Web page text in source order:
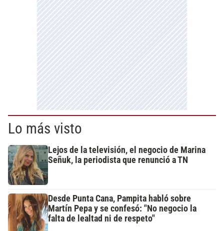
Lo más visto
Lejos de la televisión, el negocio de Marina
Señuk, la periodista que renunció a TN
Desde Punta Cana, Pampita habló sobre
Martín Pepa y se confesó: "No negocio la
falta de lealtad ni de respeto"